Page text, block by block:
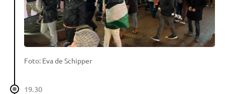
Foto: Eva de Schipper
19.30